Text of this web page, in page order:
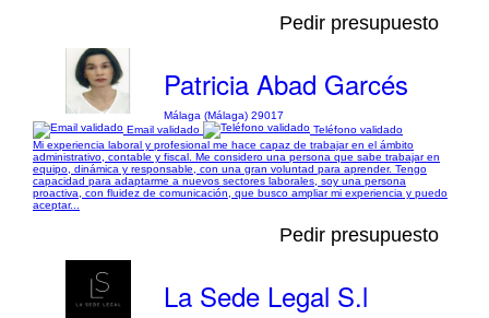
Pedir presupuesto
Patricia Abad Garcés
Málaga (Málaga) 29017
Email validado
Teléfono validado
Mi experiencia laboral y profesional me hace capaz de trabajar en el ámbito
administrativo, contable y fiscal. Me considero una persona que sabe trabajar en
equipo, dinámica y responsable, con una gran voluntad para aprender. Tengo
capacidad para adaptarme a nuevos sectores laborales, soy una persona
proactiva, con fluidez de comunicación, que busco ampliar mi experiencia y puedo
aceptar...
Pedir presupuesto
La Sede Legal S.l